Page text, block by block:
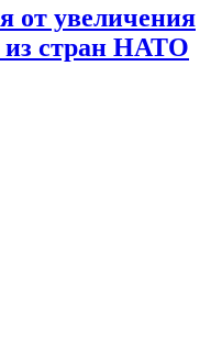
от увеличения
стран НАТО